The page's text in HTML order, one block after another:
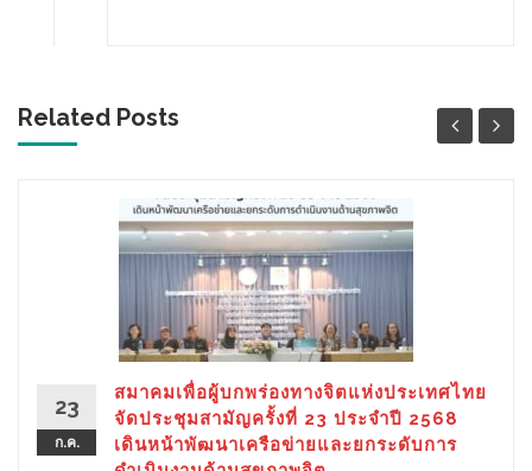
Related Posts
23
ก.ค.
สมาคมเพื่อผู้บกพร่องทางจิตแห่งประเทศไทย
จัดประชุมสามัญครั้งที่ 23 ประจำปี 2568
เดินหน้าพัฒนาเครือข่ายและยกระดับการ